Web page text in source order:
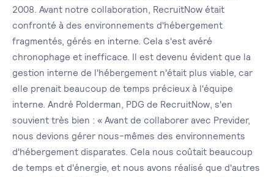
2008. Avant notre collaboration, RecruitNow était
confronté à des environnements d'hébergement
fragmentés, gérés en interne. Cela s'est avéré
chronophage et inefficace. Il est devenu évident que la
gestion interne de l'hébergement n'était plus viable, car
elle prenait beaucoup de temps précieux à l'équipe
interne. André Polderman, PDG de RecruitNow, s'en
souvient très bien : « Avant de collaborer avec Previder,
nous devions gérer nous-mêmes des environnements
d'hébergement disparates. Cela nous coûtait beaucoup
de temps et d'énergie, et nous avons réalisé que d'autres